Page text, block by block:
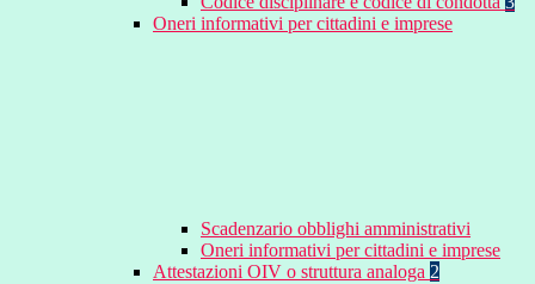
Oneri informativi per cittadini e imprese
Scadenzario obblighi amministrativi
Oneri informativi per cittadini e imprese
Attestazioni OIV o struttura analoga 2